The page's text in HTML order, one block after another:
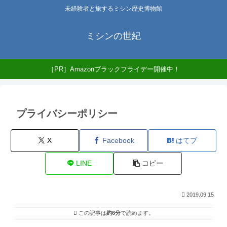
未経験者と旅するミシン歴史博物館
ミシンの世紀
［PR］Amazonブラックフライデー開催中！
プライバシーポリシー
X Facebook はてブ
LINE コピー
2019.09.15
この記事は約6分で読めます。